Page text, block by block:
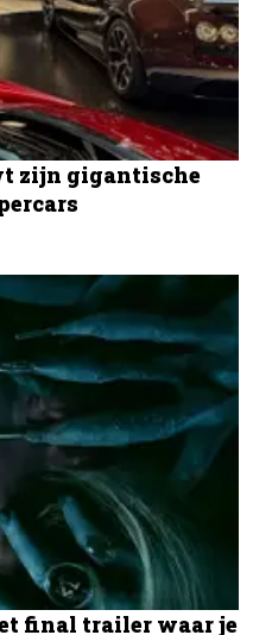
zijn gigantische
final trailer waar je